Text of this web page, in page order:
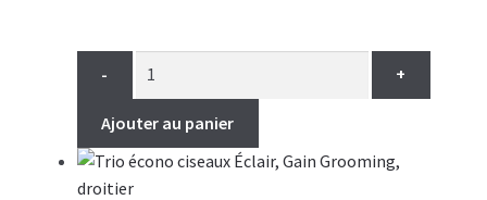
- +
Ajouter au panier